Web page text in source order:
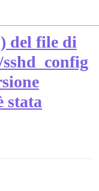
del file di
stata